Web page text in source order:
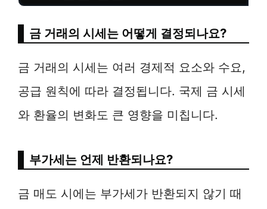
금 거래의 시세는 어떻게 결정되나요?
금 거래의 시세는 여러 경제적 요소와 수요,
공급 원칙에 따라 결정됩니다. 국제 금 시세
와 환율의 변화도 큰 영향을 미칩니다.
부가세는 언제 반환되나요?
금 매도 시에는 부가세가 반환되지 않기 때